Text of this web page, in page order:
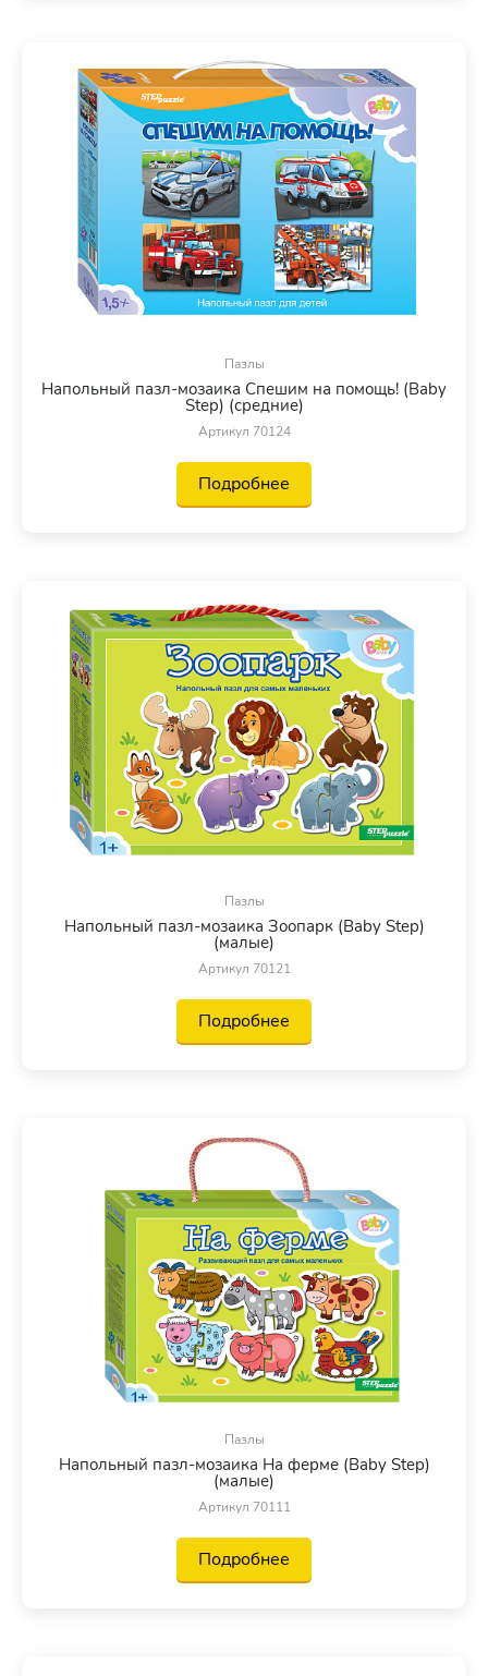
Пазлы
Напольный пазл-мозаика Спешим на помощь! (Baby
Step) (средние)
Артикул 70124
Подробнее
Пазлы
Напольный пазл-мозаика Зоопарк (Baby Step)
(малые)
Артикул 70121
Подробнее
Пазлы
Напольный пазл-мозаика На ферме (Baby Step)
(малые)
Артикул 70111
Подробнее